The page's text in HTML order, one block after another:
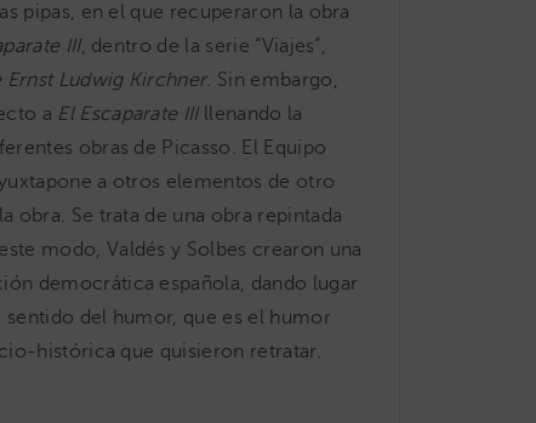
pipas, en el que recuperaron la obra
III, dentro de la serie “Viajes”,
Ernst Ludwig Kirchner. Sin embargo,
a El Escaparate IIIllenando la
obras de Picasso. El Equipo
a otros elementos de otro
obra. Se trata de una obra repintada
modo, Valdés y Solbes crearon una
democrática española, dando lugar
del humor, que es el humor
histórica que quisieron retratar.